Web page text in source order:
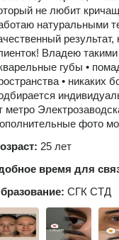
не любит
натуральными
Владею
губы •
•
метро
фото
25 лет
время для
СГК СТД